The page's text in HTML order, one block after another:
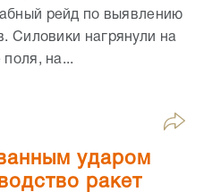
рейд по выявлению
Силовики нагрянули на
поля, на...
ударом
ракет